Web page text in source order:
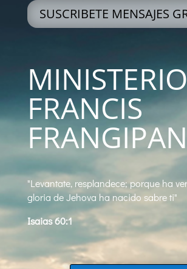
SUSCRIBETE MENSAJES
FRANCIS
"Levantate, resplandece; porque ha
gloria de Jehova ha nacido sabre ti"
Isaias 60:1